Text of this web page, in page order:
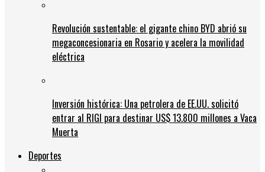
Revolución sustentable: el gigante chino BYD abrió su
megaconcesionaria en Rosario y acelera la movilidad
eléctrica
Inversión histórica: Una petrolera de EE.UU. solicitó
entrar al RIGI para destinar US$ 13.800 millones a Vaca
Muerta
Deportes